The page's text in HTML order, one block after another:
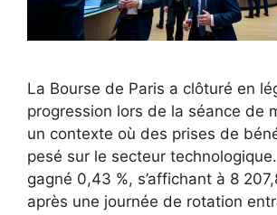
La Bourse de Paris a clôturé en
progression lors de la séance de
un contexte où des prises de
pesé sur le secteur
gagné 0,43 %, s’affichant à 8
après une journée de rotation